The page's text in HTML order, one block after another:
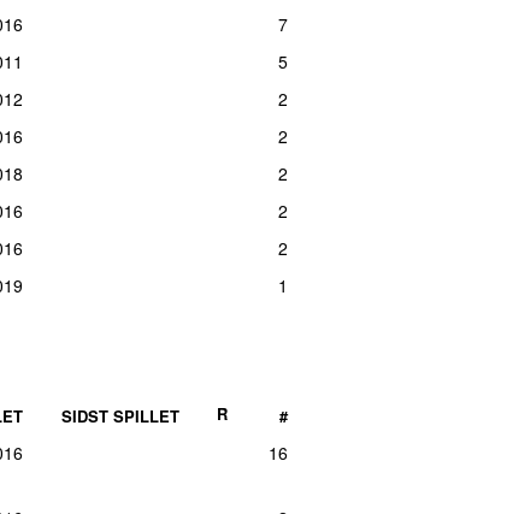
3
2
7
5
2
2
2
2
2
1
SIDST SPILLET R #
16